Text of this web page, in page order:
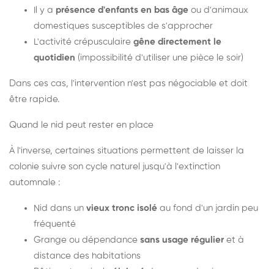
Il y a présence d'enfants en bas âge ou d'animaux
domestiques susceptibles de s'approcher
L'activité crépusculaire gêne directement le
quotidien (impossibilité d'utiliser une pièce le soir)
Dans ces cas, l'intervention n'est pas négociable et doit
être rapide.
Quand le nid peut rester en place
À l'inverse, certaines situations permettent de laisser la
colonie suivre son cycle naturel jusqu'à l'extinction
automnale :
Nid dans un vieux tronc isolé au fond d'un jardin peu
fréquenté
Grange ou dépendance sans usage régulier et à
distance des habitations